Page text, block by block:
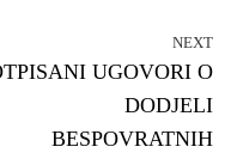
NEXT
UGOVORI O
DODJELI
BESPOVRATNIH